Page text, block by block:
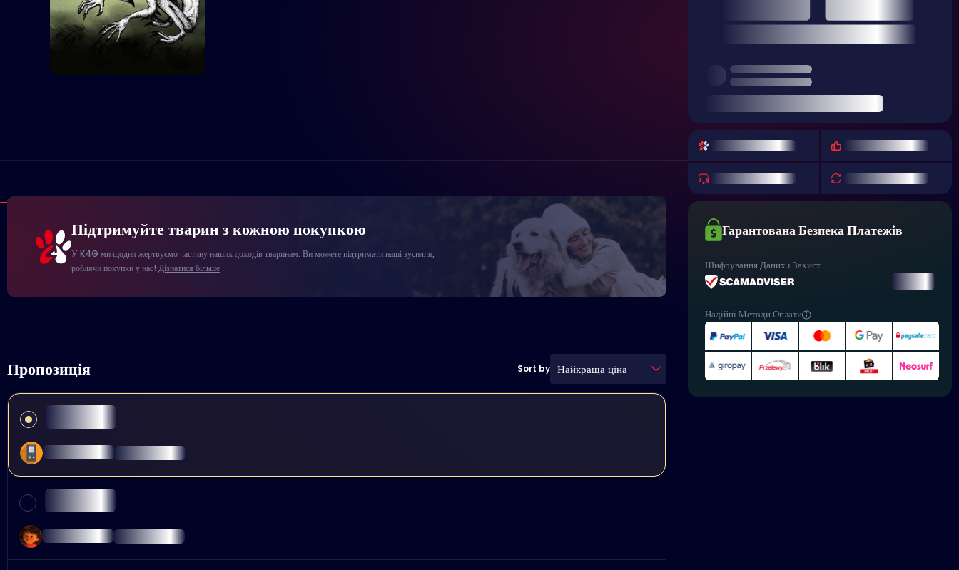
Підтримуйте тварин з кожною покупкою
У K4G ми щодня жертвуємо частину наших доходів тваринам. Ви можете підтримати наші зусилля,
роблячи покупки у нас! Дізнатися більше
Пропозиція Sort by Найкраща ціна
Гарантована Безпека Платежів
Шифрування Даних і Захист
Надійні Методи Оплати